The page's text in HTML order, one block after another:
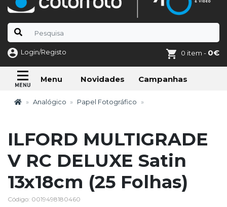
Login/Registo 0 item - 0€
Menu Novidades Campanhas
Analógico Papel Fotográfico
ILFORD MULTIGRADE
V RC DELUXE Satin
13x18cm (25 Folhas)
Código: 0019498180460